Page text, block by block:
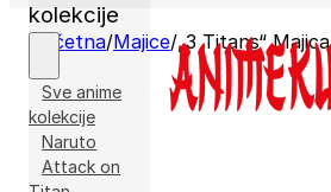
kolekcije
Sve anime
kolekcije
Naruto
Attack on
Početna/Majice/„3 Titans“ Majica